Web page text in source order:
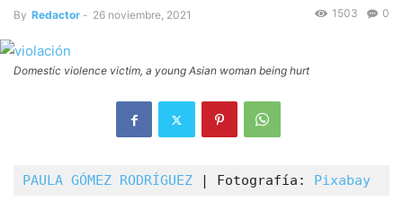
By Redactor - 26 noviembre, 2021 0
1503
Domestic violence victim, a young Asian woman being hurt
PAULA GÓMEZ RODRÍGUEZ | Fotografía: Pixabay